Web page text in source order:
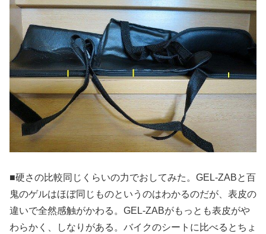
■硬さの比較同じくらいの力でおしてみた。GEL-ZABと百
鬼のゲルはほぼ同じものというのはわかるのだが、表皮の
違いで全然感触がかわる。GEL-ZABがもっとも表皮がや
わらかく、しなりがある。バイクのシートに比べるとちょ